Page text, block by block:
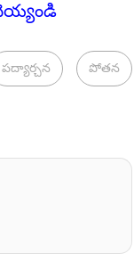
పద్యార్చన పోతన